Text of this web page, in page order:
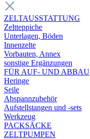
ZELTAUSSTATTUNG
Zeltteppiche
Unterlagen, Böden
Innenzelte
Vorbauten, Annex
sonstige Ergänzungen
FÜR AUF- UND ABBAU
Heringe
Seile
Abspannzubehör
Aufstellstangen und -sets
Werkzeug
PACKSÄCKE
ZELTPUMPEN